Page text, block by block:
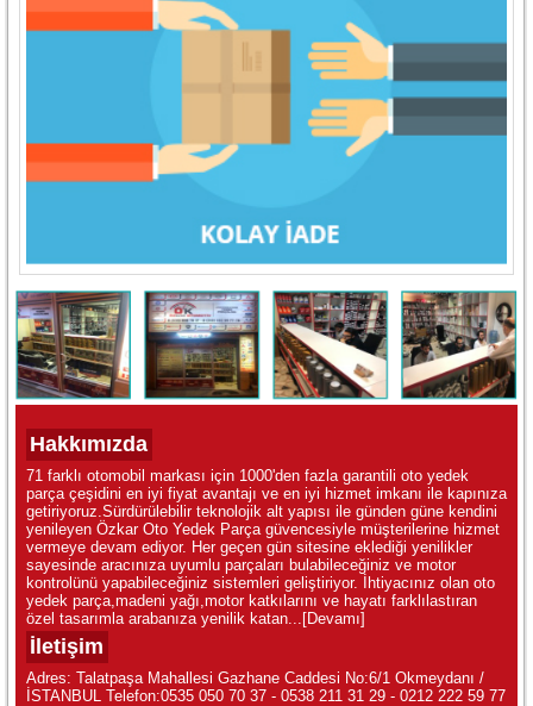
Hakkımızda
71 farklı otomobil markası için 1000'den fazla garantili oto yedek
parça çeşidini en iyi fiyat avantajı ve en iyi hizmet imkanı ile kapınıza
getiriyoruz.Sürdürülebilir teknolojik alt yapısı ile günden güne kendini
yenileyen Özkar Oto Yedek Parça güvencesiyle müşterilerine hizmet
vermeye devam ediyor. Her geçen gün sitesine eklediği yenilikler
sayesinde aracınıza uyumlu parçaları bulabileceğiniz ve motor
kontrolünü yapabileceğiniz sistemleri geliştiriyor. İhtiyacınız olan oto
yedek parça,madeni yağı,motor katkılarını ve hayatı farklılastıran
özel tasarımla arabanıza yenilik katan...
[Devamı]
İletişim
Adres: Talatpaşa Mahallesi Gazhane Caddesi No:6/1 Okmeydanı /
İSTANBUL Telefon:0535 050 70 37 - 0538 211 31 29 - 0212 222 59 77